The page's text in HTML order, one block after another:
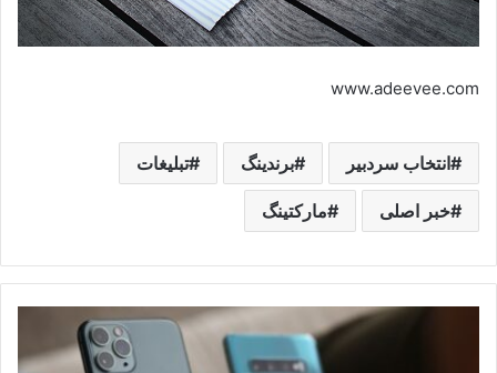
www.adeevee.com
انتخاب سردبیر برندینگ تبلیغات
خبر اصلی مارکتینگ